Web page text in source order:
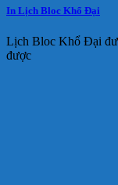
In Lịch Bloc Khổ Đại
Lịch Bloc Khổ Đại
được